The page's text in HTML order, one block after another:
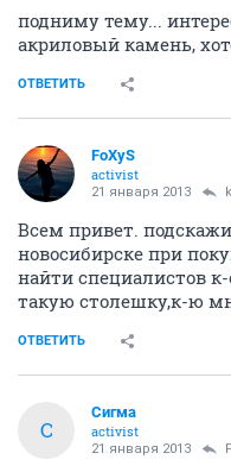
подниму тему...
акриловый камень,
ОТВЕТИТЬ
FoXyS
activist
21 января 2013
Всем привет.
новосибирске при
найти специалистов
такую столешку,к-ю
ОТВЕТИТЬ
С
Сигма
activist
21 января 2013